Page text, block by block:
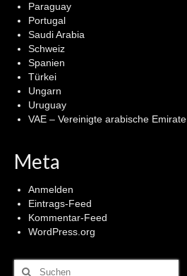
Paraguay
Portugal
Saudi Arabia
Schweiz
Spanien
Türkei
Ungarn
Uruguay
VAE – Vereinigte arabische Emirate
Meta
Anmelden
Eintrags-Feed
Kommentar-Feed
WordPress.org
Suchen